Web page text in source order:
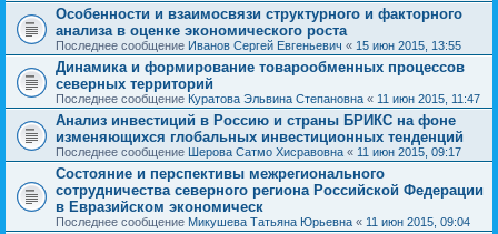
Особенности и взаимосвязи структурного и факторного
анализа в оценке экономического роста
Последнее сообщение Иванов Сергей Евгеньевич « 15 июн 2015, 13:55
Динамика и формирование товарообменных процессов
северных территорий
Последнее сообщение Куратова Эльвина Степановна « 11 июн 2015, 11:47
Анализ инвестиций в Россию и страны БРИКС на фоне
изменяющихся глобальных инвестиционных тенденций
Последнее сообщение Шерова Сатмо Хисравовна « 11 июн 2015, 09:17
Состояние и перспективы межрегионального
сотрудничества северного региона Российской Федерации
в Евразийском экономическ
Последнее сообщение Микушева Татьяна Юрьевна « 11 июн 2015, 09:04